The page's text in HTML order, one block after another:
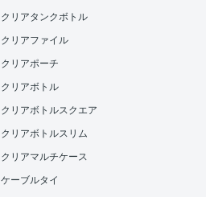
クリアタンクボトル
クリアファイル
クリアポーチ
クリアボトル
クリアボトルスクエア
クリアボトルスリム
クリアマルチケース
ケーブルタイ